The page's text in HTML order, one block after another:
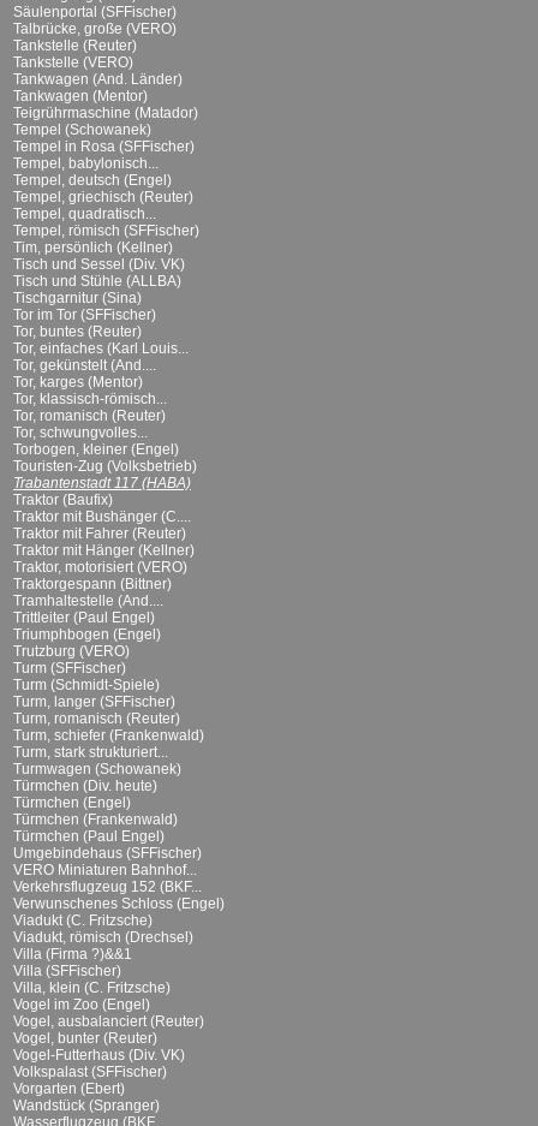
Säulenportal (SFFischer)
Talbrücke, große (VERO)
Tankstelle (Reuter)
Tankstelle (VERO)
Tankwagen (And. Länder)
Tankwagen (Mentor)
Teigrührmaschine (Matador)
Tempel (Schowanek)
Tempel in Rosa (SFFischer)
Tempel, babylonisch...
Tempel, deutsch (Engel)
Tempel, griechisch (Reuter)
Tempel, quadratisch...
Tempel, römisch (SFFischer)
Tim, persönlich (Kellner)
Tisch und Sessel (Div. VK)
Tisch und Stühle (ALLBA)
Tischgarnitur (Sina)
Tor im Tor (SFFischer)
Tor, buntes (Reuter)
Tor, einfaches (Karl Louis...
Tor, gekünstelt (And....
Tor, karges (Mentor)
Tor, klassisch-römisch...
Tor, romanisch (Reuter)
Tor, schwungvolles...
Torbogen, kleiner (Engel)
Touristen-Zug (Volksbetrieb)
Trabantenstadt 117 (HABA)
Traktor (Baufix)
Traktor mit Bushänger (C....
Traktor mit Fahrer (Reuter)
Traktor mit Hänger (Kellner)
Traktor, motorisiert (VERO)
Traktorgespann (Bittner)
Tramhaltestelle (And....
Trittleiter (Paul Engel)
Triumphbogen (Engel)
Trutzburg (VERO)
Turm (SFFischer)
Turm (Schmidt-Spiele)
Turm, langer (SFFischer)
Turm, romanisch (Reuter)
Turm, schiefer (Frankenwald)
Turm, stark strukturiert...
Turmwagen (Schowanek)
Türmchen (Div. heute)
Türmchen (Engel)
Türmchen (Frankenwald)
Türmchen (Paul Engel)
Umgebindehaus (SFFischer)
VERO Miniaturen Bahnhof...
Verkehrsflugzeug 152 (BKF...
Verwunschenes Schloss (Engel)
Viadukt (C. Fritzsche)
Viadukt, römisch (Drechsel)
Villa (Firma ?)&&1
Villa (SFFischer)
Villa, klein (C. Fritzsche)
Vogel im Zoo (Engel)
Vogel, ausbalanciert (Reuter)
Vogel, bunter (Reuter)
Vogel-Futterhaus (Div. VK)
Volkspalast (SFFischer)
Vorgarten (Ebert)
Wandstück (Spranger)
Wasserflugzeug (BKF